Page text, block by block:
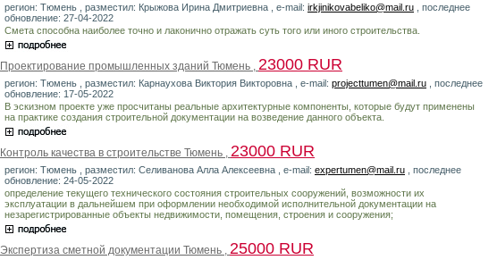
регион: Тюмень , разместил: Крыжова Ирина Дмитриевна , e-mail: irkjinikovabeliko@mail.ru , последнее
обновление: 27-04-2022
Смета способна наиболее точно и лаконично отражать суть того или иного строительства.
Проектирование промышленных зданий Тюмень , 23000 RUR
регион: Тюмень , разместил: Карнаухова Виктория Викторовна , e-mail: projecttumen@mail.ru , последнее
обновление: 17-05-2022
В эскизном проекте уже просчитаны реальные архитектурные компоненты, которые будут применены
на практике создания строительной документации на возведение данного объекта.
Контроль качества в строительстве Тюмень , 23000 RUR
регион: Тюмень , разместил: Селиванова Алла Алексеевна , e-mail: expertumen@mail.ru , последнее
обновление: 24-05-2022
определение текущего технического состояния строительных сооружений, возможности их
эксплуатации в дальнейшем при оформлении необходимой исполнительной документации на
незарегистрированные объекты недвижимости, помещения, строения и сооружения;
Экспертиза сметной документации Тюмень , 25000 RUR